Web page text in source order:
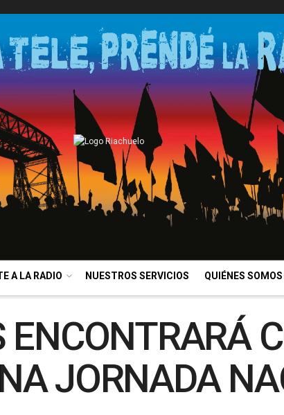
A LA RADIO NUESTROS SERVICIOS QUIÉNES SOMOS
ENCONTRARÁ
JORNADA